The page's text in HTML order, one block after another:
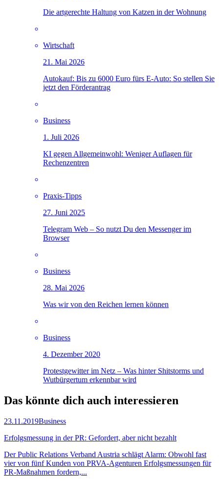
Die artgerechte Haltung von Katzen in der Wohnung
Wirtschaft
21. Mai 2026
Autokauf: Bis zu 6000 Euro fürs E-Auto: So stellen Sie
jetzt den Förderantrag
Business
1. Juli 2026
KI gegen Allgemeinwohl: Weniger Auflagen für
Rechenzentren
Praxis-Tipps
27. Juni 2025
Telegram Web – So nutzt Du den Messenger im
Browser
Business
28. Mai 2026
Was wir von den Reichen lernen können
Business
4. Dezember 2020
Protestgewitter im Netz – Was hinter Shitstorms und
Wutbürgertum erkennbar wird
Das könnte dich auch interessieren
23.11.2019Business
Erfolgsmessung in der PR: Gefordert, aber nicht bezahlt
Der Public Relations Verband Austria schlägt Alarm: Obwohl fast
vier von fünf Kunden von PRVA-Agenturen Erfolgsmessungen für
PR-Maßnahmen fordern,...